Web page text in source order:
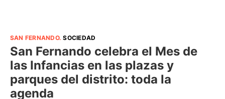
SAN FERNANDO.SOCIEDAD
San Fernando celebra el Mes de
las Infancias en las plazas y
parques del distrito: toda la
agenda